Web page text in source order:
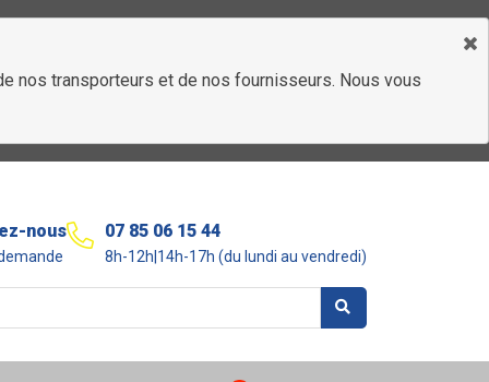
nos transporteurs et de nos fournisseurs. Nous vous
nous 07 85 06 15 44
8h-12h|14h-17h (du lundi au vendredi)